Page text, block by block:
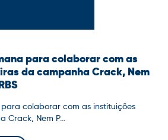
para colaborar com as
da campanha Crack, Nem
colaborar com as instituições
Nem P...